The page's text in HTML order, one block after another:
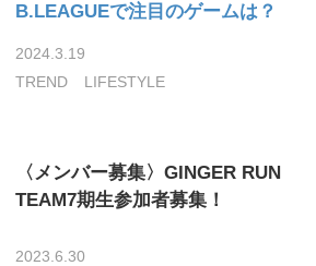
B.LEAGUEで注目のゲームは？
2024.3.19
TREND
LIFESTYLE
〈メンバー募集〉GINGER RUN
TEAM7期生参加者募集！
2023.6.30